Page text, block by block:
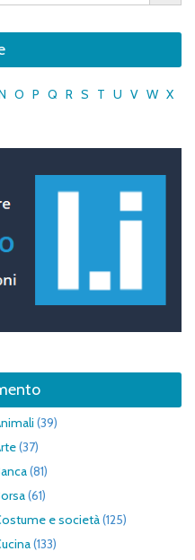
O P Q R S T U V W X
(39)
(37)
(81)
(61)
e società(125)
(133)